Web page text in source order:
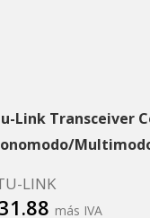
Link Transceiver
LINK
más IVA